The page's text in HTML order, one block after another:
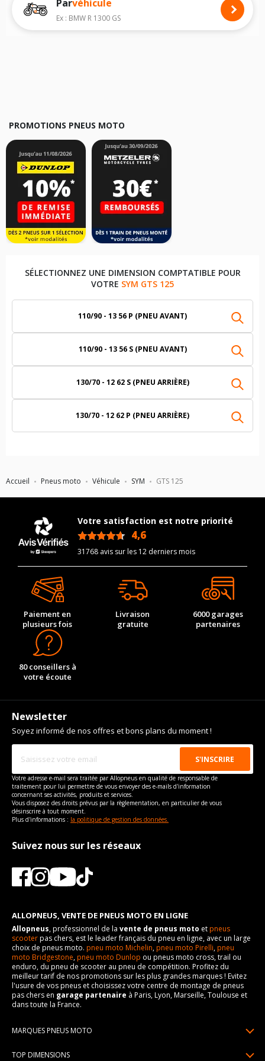
Accueil Pneus moto Véhicule SYM GTS 125
Nous recommandons de toujours monter des pneus moto avec les
dimensions homologuées par le constructeur.
Pour cela, veuillez sélectionner le modèle de votre motoSYM GTS 125
Parvéhicule
Ex : BMW R 1300 GS
PROMOTIONS PNEUS MOTO
SÉLECTIONNEZ UNE DIMENSION COMPTATIBLE POUR
VOTRE SYM GTS 125
110/90 - 13 56 P (PNEU AVANT)
110/90 - 13 56 S (PNEU AVANT)
130/70 - 12 62 S (PNEU ARRIÈRE)
130/70 - 12 62 P (PNEU ARRIÈRE)
Votre satisfaction est notre priorité
4,6
31768 avis sur les 12 derniers mois
Paiement en
plusieurs fois
Livraison
gratuite
6000 garages
partenaires
80 conseillers à
votre écoute
Newsletter
Soyez informé de nos offres et bons plans du moment !
Votre adresse e-mail sera traitée par Allopneus en qualité de responsable de
traitement pour lui permettre de vous envoyer des e-mails d'information
concernant ses activités, produits et services.
Vous disposez des droits prévus par la règlementation, en particulier de vous
désinscrire à tout moment.
Plus d'informations : la politique de gestion des données.
Suivez nous sur les réseaux
ALLOPNEUS, VENTE DE PNEUS MOTO EN LIGNE
Allopneus, professionnel de la vente de pneus moto etpneus
scooterpas chers, est le leader français du pneu en ligne, avec un large
choix de pneus moto. pneu moto Michelin,pneu moto Pirelli,pneu
moto Bridgestone,pneu moto Dunlop ou pneus moto cross, trail ou
enduro, du pneu de scooter au pneu de compétition. Profitez du
meilleur tarif de nos promotions sur les plus grandes marques ! Evitez
l'usure de vos pneus et choisissez votre centre de montage de pneus
pas chers en garage partenaire à Paris, Lyon, Marseille, Toulouse et
dans toute la France.
MARQUES PNEUS MOTO
TOP DIMENSIONS